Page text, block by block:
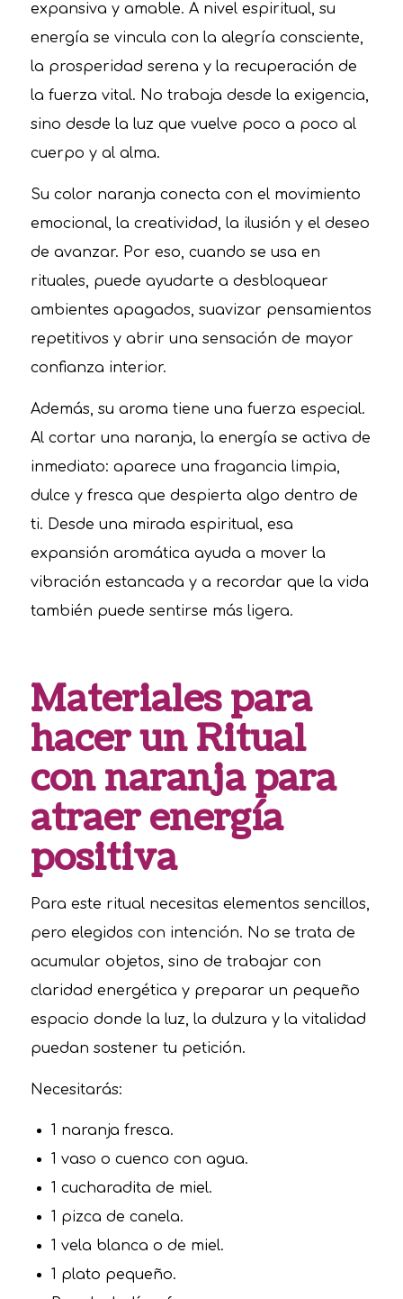
expansiva y amable. A nivel espiritual, su
energía se vincula con la alegría consciente,
la prosperidad serena y la recuperación de
la fuerza vital. No trabaja desde la exigencia,
sino desde la luz que vuelve poco a poco al
cuerpo y al alma.
Su color naranja conecta con el movimiento
emocional, la creatividad, la ilusión y el deseo
de avanzar. Por eso, cuando se usa en
rituales, puede ayudarte a desbloquear
ambientes apagados, suavizar pensamientos
repetitivos y abrir una sensación de mayor
confianza interior.
Además, su aroma tiene una fuerza especial.
Al cortar una naranja, la energía se activa de
inmediato: aparece una fragancia limpia,
dulce y fresca que despierta algo dentro de
ti. Desde una mirada espiritual, esa
expansión aromática ayuda a mover la
vibración estancada y a recordar que la vida
también puede sentirse más ligera.
Materiales para
hacer un Ritual
con naranja para
atraer energía
positiva
Para este ritual necesitas elementos sencillos,
pero elegidos con intención. No se trata de
acumular objetos, sino de trabajar con
claridad energética y preparar un pequeño
espacio donde la luz, la dulzura y la vitalidad
puedan sostener tu petición.
Necesitarás:
1 naranja fresca.
1 vaso o cuenco con agua.
1 cucharadita de miel.
1 pizca de canela.
1 vela blanca o de miel.
1 plato pequeño.